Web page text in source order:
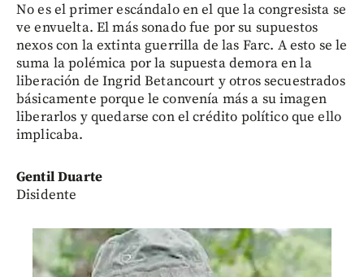
No es el primer escándalo en el que la congresista se
ve envuelta. El más sonado fue por su supuestos
nexos con la extinta guerrilla de las Farc. A esto se le
suma la polémica por la supuesta demora en la
liberación de Ingrid Betancourt y otros secuestrados
básicamente porque le convenía más a su imagen
liberarlos y quedarse con el crédito político que ello
implicaba.
Gentil Duarte
Disidente